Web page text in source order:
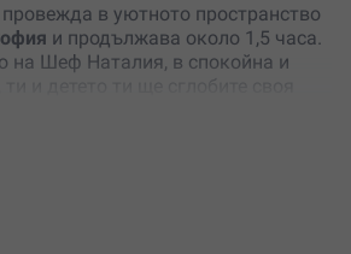
в уютното пространство
и продължава около 1,5 часа.
на Шеф Наталия, в спокойна и
подготвени
идва
възможност да развихрите